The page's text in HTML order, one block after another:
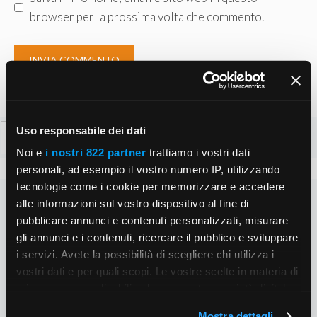
Uso responsabile dei dati
Noi e i nostri 822 partner trattiamo i vostri dati
personali, ad esempio il vostro numero IP, utilizzando
tecnologie come i cookie per memorizzare e accedere
alle informazioni sul vostro dispositivo al fine di
pubblicare annunci e contenuti personalizzati, misurare
gli annunci e i contenuti, ricercare il pubblico e sviluppare
i servizi. Avete la possibilità di scegliere chi utilizza i
vostri dati e per quali scopi. Le vostre scelte in materia di
browser per la prossima volta che commento.
Ricerca
per: